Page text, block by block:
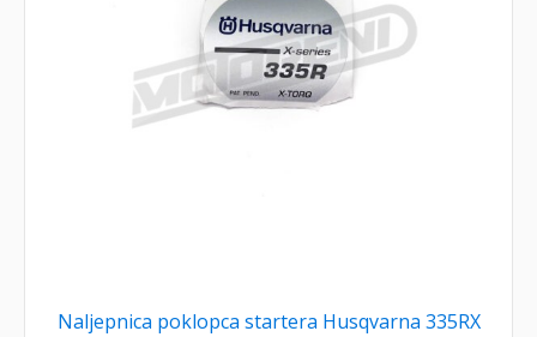
Naljepnica poklopca startera Husqvarna 335RX